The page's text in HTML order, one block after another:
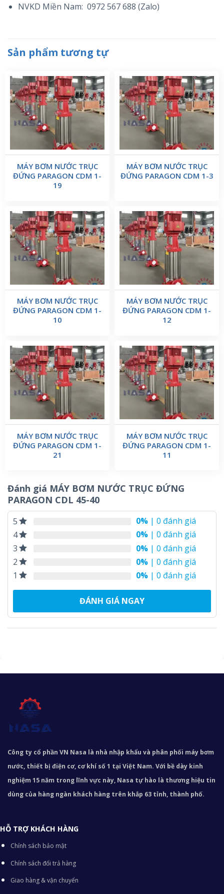
NVKD Miền Nam: 0972 567 688 (Zalo)
Sản phẩm tương tự
MÁY BƠM NƯỚC TRỤC
ĐỨNG PARAGON CDM 1-
19
MÁY BƠM NƯỚC TRỤC
ĐỨNG PARAGON CDM 1-3
MÁY BƠM NƯỚC TRỤC
ĐỨNG PARAGON CDM 1-
10
MÁY BƠM NƯỚC TRỤC
ĐỨNG PARAGON CDM 1-
12
MÁY BƠM NƯỚC TRỤC
ĐỨNG PARAGON CDM 1-
21
MÁY BƠM NƯỚC TRỤC
ĐỨNG PARAGON CDM 1-
11
Đánh giá MÁY BƠM NƯỚC TRỤC ĐỨNG
PARAGON CDL 45-40
5 0% | 0 đánh giá
4
0% | 0 đánh giá
3
0% | 0 đánh giá
2
0% | 0 đánh giá
1
0% | 0 đánh giá
ĐÁNH GIÁ NGAY
Công ty cổ phần VN Nasa là nhà nhập khẩu và phân phối máy bơm
nước, thiết bị điện cơ, cơ khí số 1 tại Việt Nam. Với bề dày kinh
nghiệm 15 năm trong lĩnh vực này, Nasa tự hào là thương hiệu tin
dùng của hàng ngàn khách hàng trên khắp 63 tỉnh, thành phố.
HỖ TRỢ KHÁCH HÀNG
Chính sách bảo mật
Chính sách đổi trả hàng
Giao hàng & vận chuyển